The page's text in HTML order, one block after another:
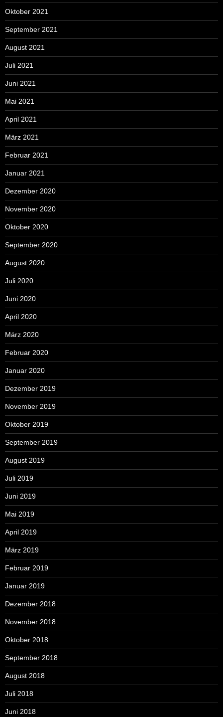
Oktober 2021
September 2021
August 2021
Juli 2021
Juni 2021
Mai 2021
April 2021
März 2021
Februar 2021
Januar 2021
Dezember 2020
November 2020
Oktober 2020
September 2020
August 2020
Juli 2020
Juni 2020
April 2020
März 2020
Februar 2020
Januar 2020
Dezember 2019
November 2019
Oktober 2019
September 2019
August 2019
Juli 2019
Juni 2019
Mai 2019
April 2019
März 2019
Februar 2019
Januar 2019
Dezember 2018
November 2018
Oktober 2018
September 2018
August 2018
Juli 2018
Juni 2018